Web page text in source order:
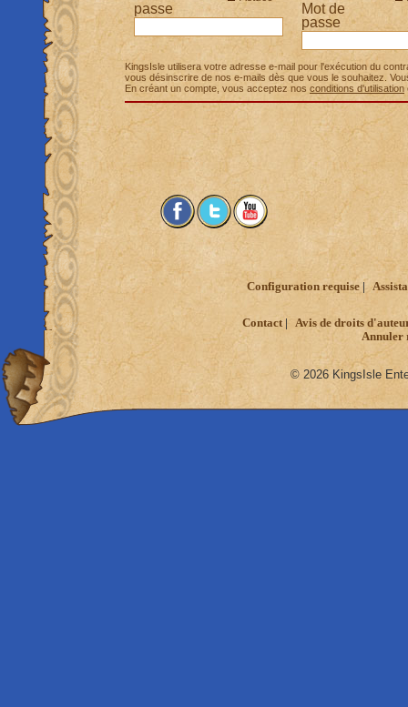
passe
Mot de
passe
KingsIsle utilisera votre adresse e-mail pour l'exécution du
vous désinscrire de nos e-mails dès que vous le souhaitez.
En créant un compte, vous acceptez nos conditions d'utilisation
Configuration requise
Contact
Avis de droits
Annuler
© 2026 KingsIsle